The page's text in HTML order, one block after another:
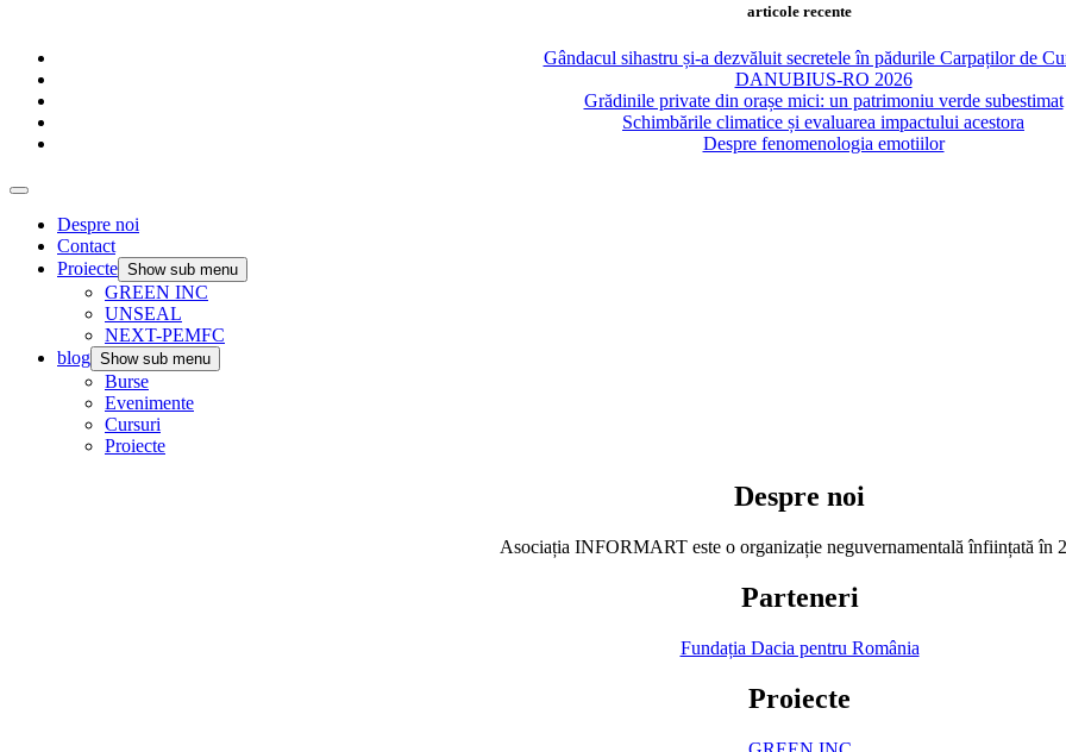
articole recente
Gândacul sihastru și-a dezvăluit secretele în pădurile Carpaților de
DANUBIUS-RO 2026
Grădinile private din orașe mici: un patrimoniu verde subestimat
Schimbările climatice și evaluarea impactului acestora
Despre fenomenologia emotiilor
Despre noi
Contact
Proiecte Show sub menu
GREEN INC
UNSEAL
NEXT-PEMFC
blog Show sub menu
Burse
Evenimente
Cursuri
Proiecte
Despre noi
Asociația INFORMART este o organizație neguvernamentală înființată în
Parteneri
Fundația Dacia pentru România
Proiecte